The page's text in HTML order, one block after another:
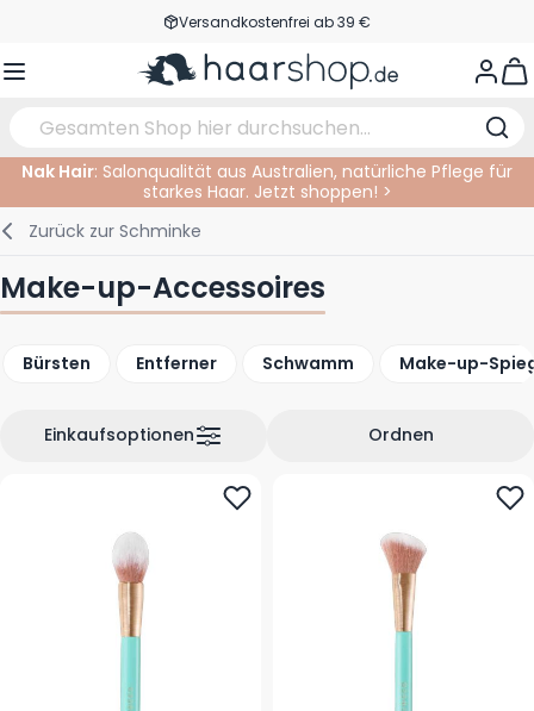
Versandkostenfrei ab 39 €
Kundenservice
Haarpflege
Haarfarbe
Gesichtspflege
Bräunungsprodukte
Augenpflege
Augenbrauen
Lippen
Zubehör
Nagelprodukte
Haarprodukte
Bartpflege
Elektrisch
Schneidzubehör
Im Salon
Haarfarbe
Dauernwelle
Nak Hair: Salonqualität aus Australien, natürliche Pflege für
starkes Haar. Jetzt shoppen! >
Zurück zur Schminke
Make-up-Accessoires
Bürsten Entferner Schwamm Make-up-
Ordnen
Einkaufsoptionen